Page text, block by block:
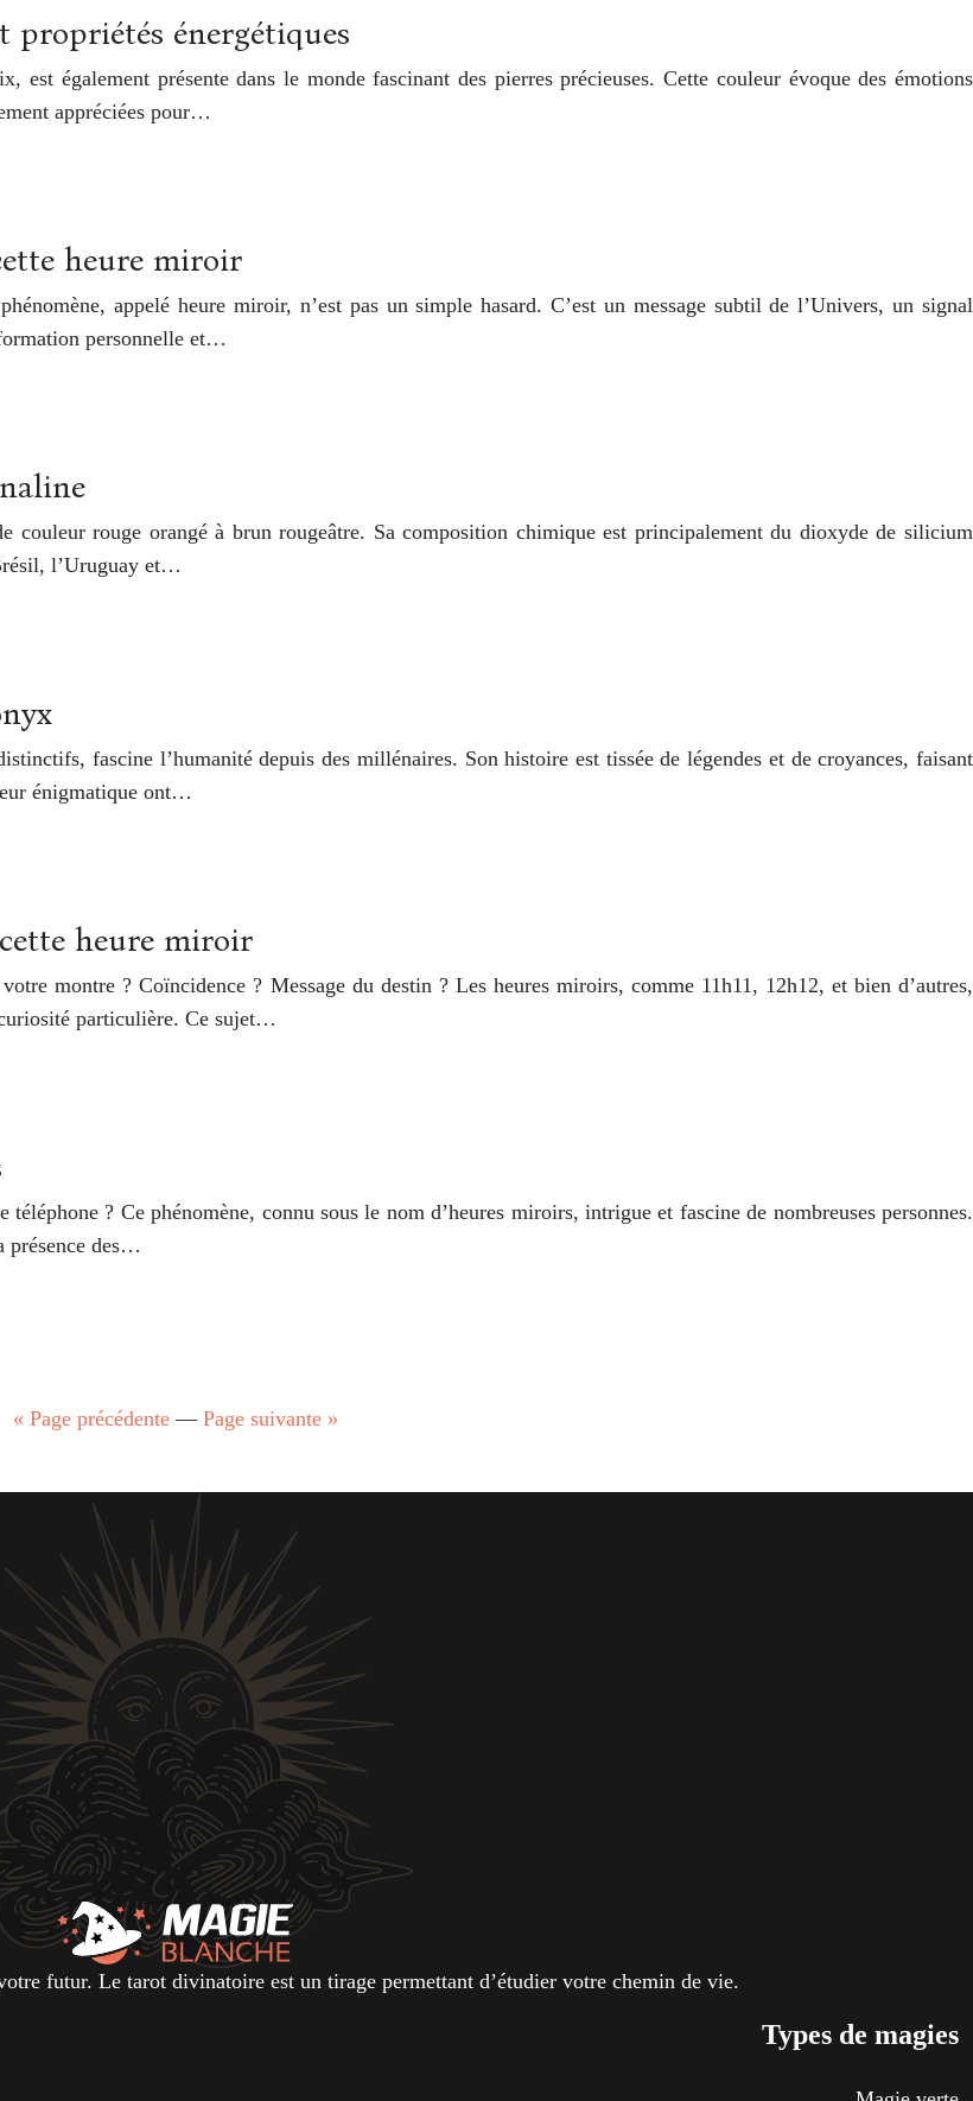
propriétés énergétiques
également présente dans le monde fascinant des pierres précieuses. Cette couleur évoque des émotions
appréciées pour…
heure miroir
appelé heure miroir, n’est pas un simple hasard. C’est un message subtil de l’Univers, un signal
personnelle et…
couleur rouge orangé à brun rougeâtre. Sa composition chimique est principalement du dioxyde de silicium
l’Uruguay et…
fascine l’humanité depuis des millénaires. Son histoire est tissée de légendes et de croyances, faisant
énigmatique ont…
cette heure miroir
montre ? Coïncidence ? Message du destin ? Les heures miroirs, comme 11h11, 12h12, et bien d’autres,
particulière. Ce sujet…
? Ce phénomène, connu sous le nom d’heures miroirs, intrigue et fascine de nombreuses personnes.
présence des…
« Page précédente — Page suivante »
futur. Le tarot divinatoire est un tirage permettant d’étudier votre chemin de vie.
Types de magies